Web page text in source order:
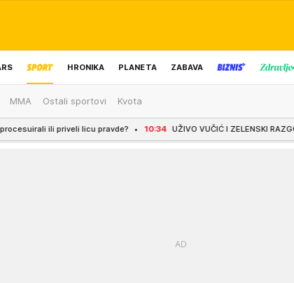
HRONIKA PLANETA ZABAVA
IZBOR UREDNIKA
MMA Ostali sportovi Kvota
pravde? 10:34 UŽIVO VUČIĆ I ZELENSKI RAZGOVARAJU OČI U